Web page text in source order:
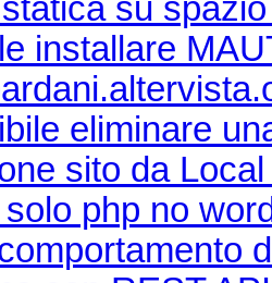
su
installare
eliminare
sito da
solo php no